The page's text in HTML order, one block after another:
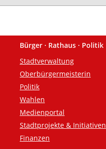
Fußzeile
Bürger · Rathaus · Politik
Stadtverwaltung
Oberbürgermeisterin
Politik
Wahlen
Medienportal
Stadtprojekte & Initiativen
Finanzen